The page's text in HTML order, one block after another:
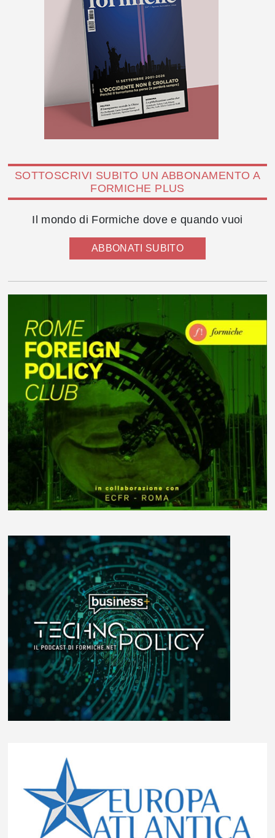
SOTTOSCRIVI SUBITO UN ABBONAMENTO A
FORMICHE PLUS
Il mondo di Formiche dove e quando vuoi
ABBONATI SUBITO